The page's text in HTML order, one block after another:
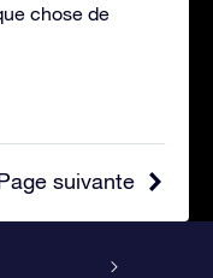
chose de
suivante